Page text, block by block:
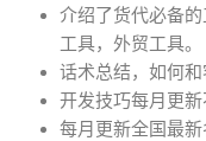
介绍了货代必备
工具，外贸工具。
话术总结，如何
开发技巧每月更新
每月更新全国最新